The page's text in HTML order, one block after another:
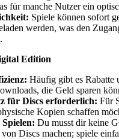
für manche Nutzer ein
Spiele können sofort
werden, was den
Edition
Häufig gibt es Rabatte
die Geld sparen
für Discs erforderlich: Für
Kopien schaffen
Spielen: Du musst dir keine
Discs machen; spiele